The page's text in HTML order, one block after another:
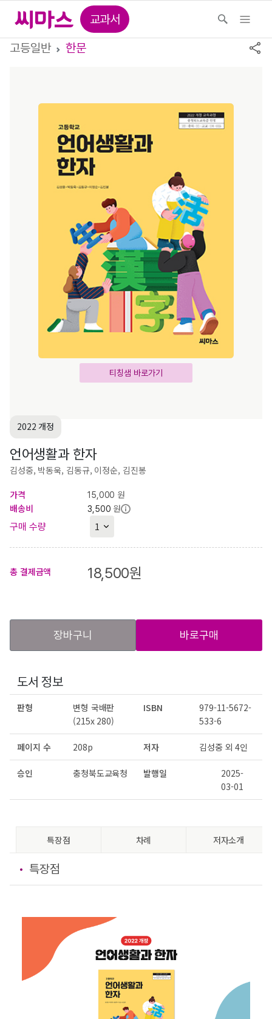
교과서
고등일반
한문
티칭샘 바로가기
2022 개정
언어생활과 한자
김성중, 박동욱, 김동규, 이정순, 김진봉
가격
15,000 원
배송비
3,500 원
구매 수량
총 결제금액 18,500원
장바구니 바로구매
도서 정보
판형
변형 국배판
(215x 280)
ISBN
979-11-5672-
533-6
페이지 수 208p 저자 김성중 외 4인
승인 충청북도교육청 발행일
2025-
03-01
특장점 차례 저자소개
특장점